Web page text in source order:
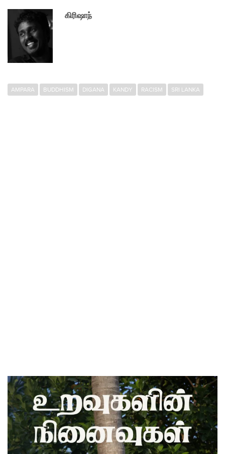
கிரிஷாந்
AMPARA BUDDHISM DIGANA KANDY RACISM SRI LANKA